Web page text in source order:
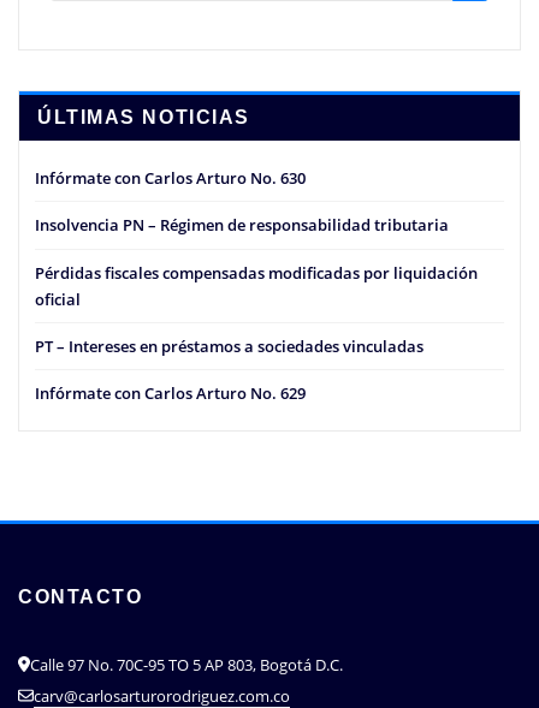
ÚLTIMAS NOTICIAS
Infórmate con Carlos Arturo No. 630
Insolvencia PN – Régimen de responsabilidad tributaria
Pérdidas fiscales compensadas modificadas por liquidación
oficial
PT – Intereses en préstamos a sociedades vinculadas
Infórmate con Carlos Arturo No. 629
CONTACTO
Calle 97 No. 70C-95 TO 5 AP 803, Bogotá D.C.
carv@carlosarturorodriguez.com.co